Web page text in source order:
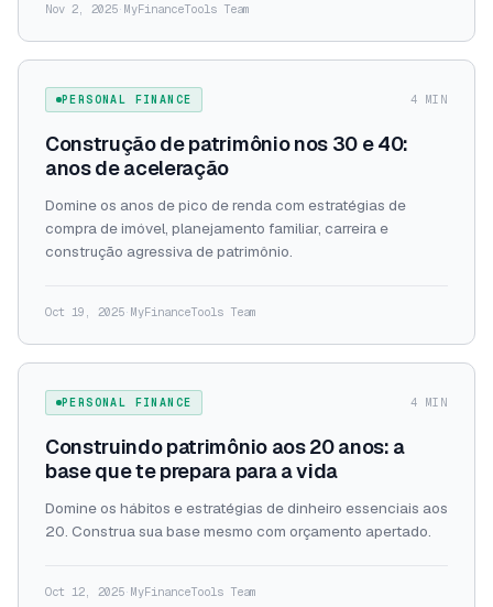
Nov 2, 2025· MyFinanceTools Team
PERSONAL FINANCE 4 MIN
Construção de patrimônio nos 30 e 40:
anos de aceleração
Domine os anos de pico de renda com estratégias de
compra de imóvel, planejamento familiar, carreira e
construção agressiva de patrimônio.
Oct 19, 2025· MyFinanceTools Team
PERSONAL FINANCE 4 MIN
Construindo patrimônio aos 20 anos: a
base que te prepara para a vida
Domine os hábitos e estratégias de dinheiro essenciais aos
20. Construa sua base mesmo com orçamento apertado.
Oct 12, 2025· MyFinanceTools Team